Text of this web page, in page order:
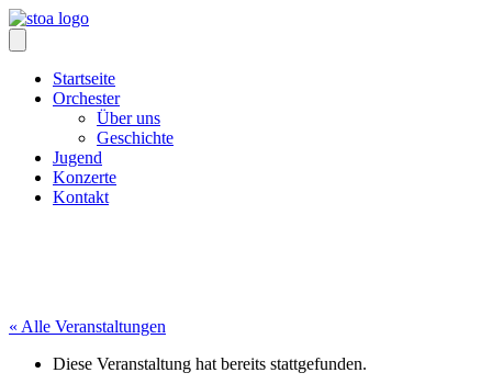
Zum
Inhalt
springen
Startseite
Orchester
Über uns
Geschichte
Jugend
Konzerte
Kontakt
« Alle Veranstaltungen
Diese Veranstaltung hat bereits stattgefunden.